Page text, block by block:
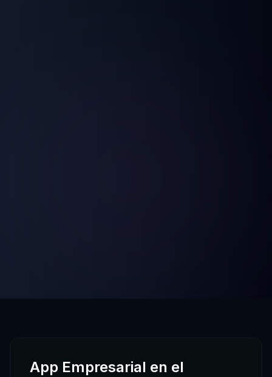
App Empresarial en el